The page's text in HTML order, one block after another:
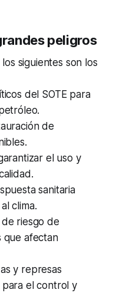
peligros
siguientes son los
del SOTE para
de
el uso y
sanitaria
clima.
riesgo de
que afectan
y represas
para el control y